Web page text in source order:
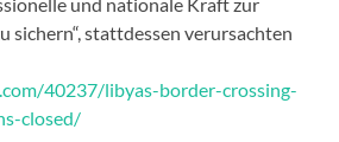
sichern“, stattdessen verursachten
40237/libyas-border-crossing-
closed/